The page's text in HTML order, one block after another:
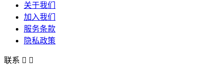
关于我们
加入我们
服务条款
隐私政策
联系  